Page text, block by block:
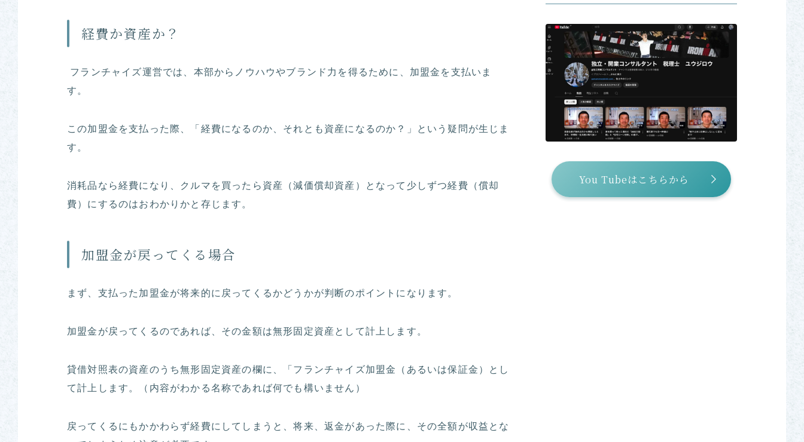
経費か資産か？
フランチャイズ運営では、本部からノウハウやブランド力を得るために、加盟金を支払いま
す。
この加盟金を支払った際、「経費になるのか、それとも資産になるのか？」という疑問が生じま
す。
消耗品なら経費になり、クルマを買ったら資産（減価償却資産）となって少しずつ経費（償却
費）にするのはおわかりかと存じます。
加盟金が戻ってくる場合
まず、支払った加盟金が将来的に戻ってくるかどうかが判断のポイントになります。
加盟金が戻ってくるのであれば、その金額は無形固定資産として計上します。
貸借対照表の資産のうち無形固定資産の欄に、「フランチャイズ加盟金（あるいは保証金）とし
て計上します。（内容がわかる名称であれば何でも構いません）
戻ってくるにもかかわらず経費にしてしまうと、将来、返金があった際に、その全額が収益とな
You Tubeはこちらから